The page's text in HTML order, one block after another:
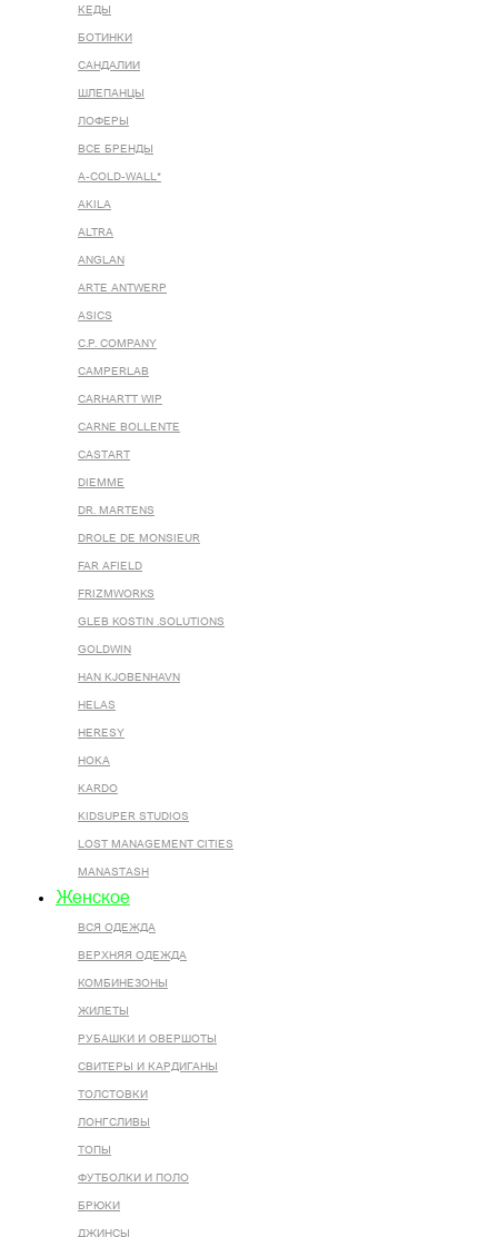
КЕДЫ
БОТИНКИ
САНДАЛИИ
ШЛЕПАНЦЫ
ЛОФЕРЫ
ВСЕ БРЕНДЫ
A-COLD-WALL*
AKILA
ALTRA
ANGLAN
ARTE ANTWERP
ASICS
C.P. COMPANY
CAMPERLAB
CARHARTT WIP
CARNE BOLLENTE
CASTART
DIEMME
DR. MARTENS
DROLE DE MONSIEUR
FAR AFIELD
FRIZMWORKS
GLEB KOSTIN .SOLUTIONS
GOLDWIN
HAN KJOBENHAVN
HELAS
HERESY
HOKA
KARDO
KIDSUPER STUDIOS
LOST MANAGEMENT CITIES
MANASTASH
Женское
ВСЯ ОДЕЖДА
ВЕРХНЯЯ ОДЕЖДА
КОМБИНЕЗОНЫ
ЖИЛЕТЫ
РУБАШКИ И ОВЕРШОТЫ
СВИТЕРЫ И КАРДИГАНЫ
ТОЛСТОВКИ
ЛОНГСЛИВЫ
ТОПЫ
ФУТБОЛКИ И ПОЛО
БРЮКИ
ДЖИНСЫ